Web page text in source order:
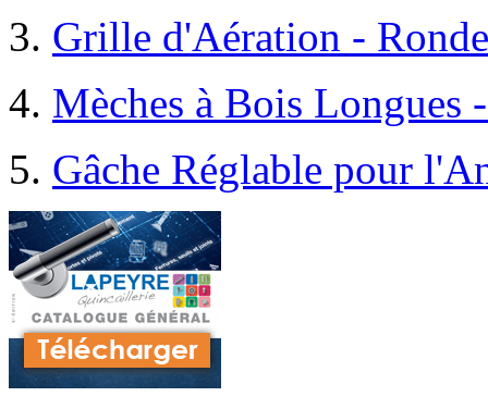
Grille d'Aération - Ronde
Mèches à Bois Longues
Gâche Réglable pour